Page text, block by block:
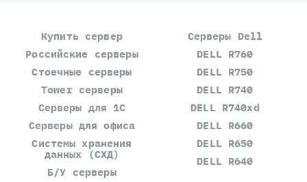
Купить сервер
Российские серверы
Стоечные серверы
Tower серверы
Серверы для 1С
Серверы для офиса
Системы хранения
данных (СХД)
Б/У серверы
Серверы Dell
DELL R760
DELL R750
DELL R740
DELL R740xd
DELL R660
DELL R650
DELL R640